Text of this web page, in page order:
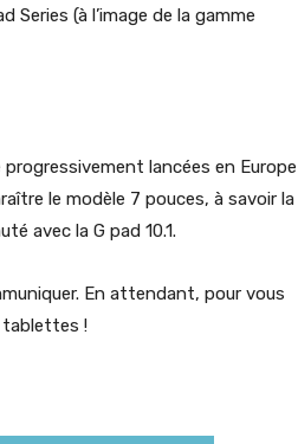
(à l’image de la gamme
lancées en Europe
le modèle 7 pouces, à savoir la
avec la G pad 10.1.
En attendant, pour vous
tablettes !